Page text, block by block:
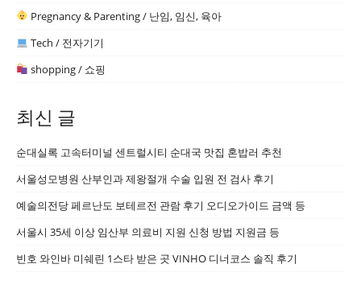
Pregnancy & Parenting / 난임, 임신, 육아
Tech / 전자기기
shopping / 쇼핑
최신 글
순대실록 고속터미널 센트럴시티 순대국 맛집 혼밥러 추천
서울성모병원 산부인과 제왕절개 수술 입원 전 검사 후기
예술의전당 페르난도 보테르전 관람 후기 오디오가이드 금액 등
서울시 35세 이상 임산부 의료비 지원 신청 방법 지원금 등
빈호 와인바 미쉐린 1스타 받은 곳 VINHO 디너코스 솔직 후기